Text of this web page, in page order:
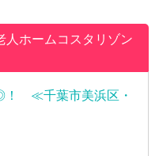
人ホームコスタリゾン
≪千葉市美浜区・